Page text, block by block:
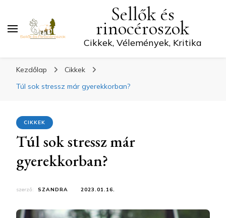
Sellők és
rinocéroszok
Cikkek, Vélemények, Kritika
Kezdőlap
Cikkek
Túl sok stressz már gyerekkorban?
CIKKEK
Túl sok stressz már
gyerekkorban?
szerző: SZANDRA 2023.01.16.